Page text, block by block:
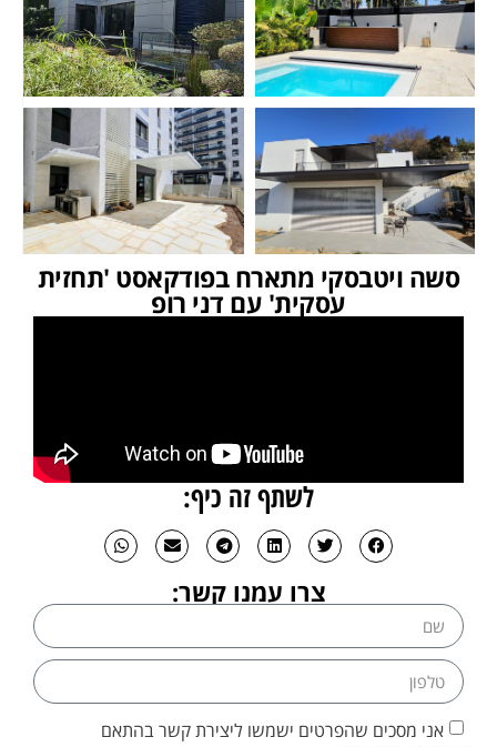
סשה ויטבסקי מתארח בפודקאסט 'תחזית
עסקית' עם דני רופ
לשתף זה כיף:
צרו עמנו קשר:
אני מסכים שהפרטים ישמשו ליצירת קשר בהתאם